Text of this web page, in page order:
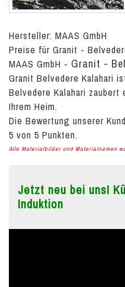
Hersteller: MAAS GmbH
Preise für Granit -
MAAS GmbH - Granit -
Granit Belvedere Kalahari
Belvedere Kalahari zaubert
Ihrem Heim.
Die Bewertung unserer
5 von 5 Punkten.
Alle Materialbilder und Materialnamen
Jetzt neu bei uns!
Induktion